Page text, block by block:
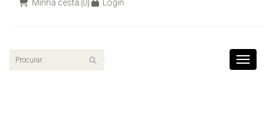
Minha cesta [0] Login
Toggle